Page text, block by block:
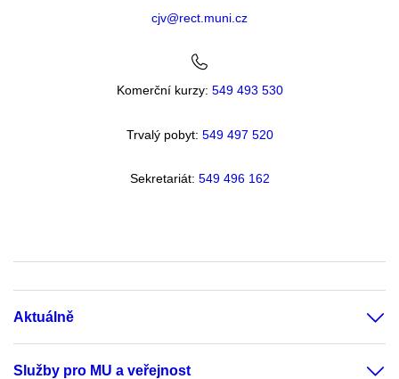
cjv@rect.muni.cz
Komerční kurzy: 549 493 530
Trvalý pobyt: 549 497 520
Sekretariát: 549 496 162
Aktuálně
Služby pro MU a veřejnost